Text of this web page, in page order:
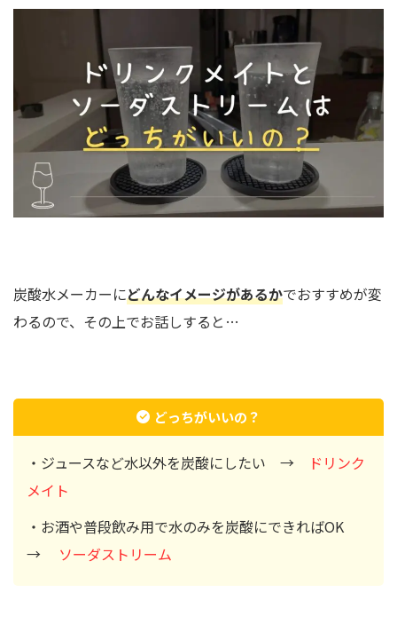
炭酸水メーカーにどんなイメージがあるかでおすすめが変
わるので、その上でお話しすると…
どっちがいいの？
・ジュースなど水以外を炭酸にしたい →
ドリンク
メイト
・お酒や普段飲み用で水のみを炭酸にできればOK
→ ソーダストリーム